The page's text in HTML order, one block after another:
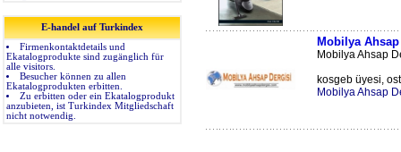
E-handel auf Turkindex
Firmenkontaktdetails und
Ekatalogprodukte sind zugänglich für
alle visitors.
Besucher können zu allen
Ekatalogprodukten erbitten.
Zu erbitten oder ein Ekatalogprodukt
anzubieten, ist Turkindex Mitgliedschaft
nicht notwendig.
Mobilya
Mobilya Ahsap
kosgeb üyesi,
Mobilya Ahsap